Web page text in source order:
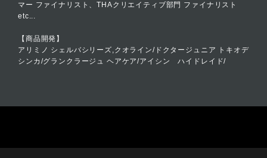
マー ファイナリスト、THAクリエイティブ部門 ファイナリスト
etc...
【商品開発】
アリミノ シェルバシリーズ,クオライン/ドクタージュニア トキオデ
シンカ/グランクラージュ ヘアケア/アイシン ハイドレイド/